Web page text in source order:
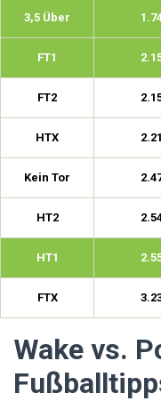
3,5 Über
FT1
FT2
HTX 2.21
Kein Tor
HT2
HT1
FTX
Wake vs.